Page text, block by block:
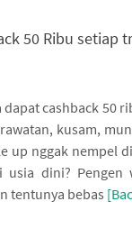
50 Ribu setiap
cashback 50
kusam,
up nggak nempel
dini? Pengen
tentunya bebas